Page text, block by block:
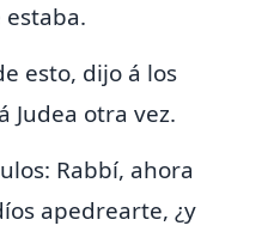
esto, dijo á los
Judea otra vez.
Rabbí, ahora
apedrearte, ¿y